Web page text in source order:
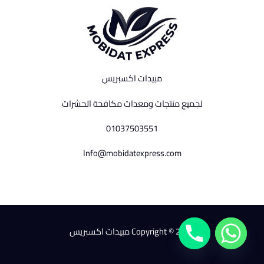
مبيدات اكسبريس
لجميع منتجات ومعدات مكافحة الحشرات
01037503551
Info@mobidatexpress.com
Copyright © 2026 مبيدات اكسبريس